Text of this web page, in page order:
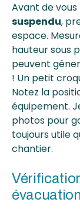
Avant de
suspendu,
espace.
hauteur sous
peuvent
! Un petit
Notez la
équipement.
photos pour
toujours utile
chantier.